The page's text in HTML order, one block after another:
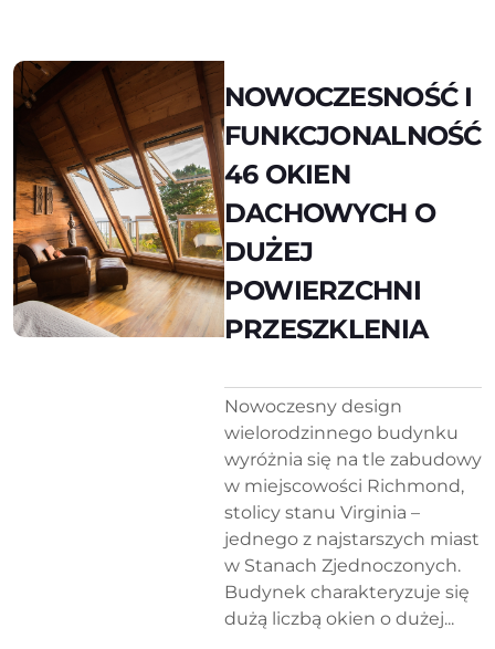
NOWOCZESNOŚĆ I
FUNKCJONALNOŚĆ
46 OKIEN
DACHOWYCH O
DUŻEJ
POWIERZCHNI
PRZESZKLENIA
Nowoczesny design
wielorodzinnego budynku
wyróżnia się na tle zabudowy
w miejscowości Richmond,
stolicy stanu Virginia –
jednego z najstarszych miast
w Stanach Zjednoczonych.
Budynek charakteryzuje się
dużą liczbą okien o dużej...